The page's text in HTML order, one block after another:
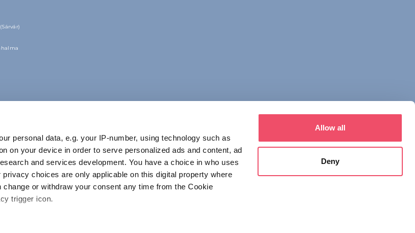
personal data, e.g. your IP-number, using technology such as
on your device in order to serve personalized ads and content, ad
and services development. You have a choice in who uses
choices are only applicable on this digital property where
or withdraw your consent any time from the Cookie
trigger icon.
Allow all
Deny